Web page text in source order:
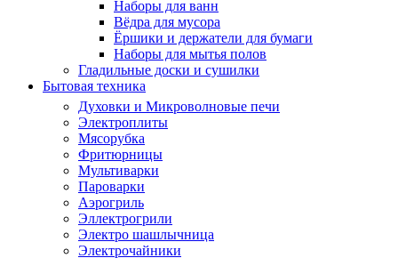
Наборы для ванн
Вёдра для мусора
Ёршики и держатели для бумаги
Наборы для мытья полов
Гладильные доски и сушилки
Бытовая техника
Духовки и Микроволновые печи
Электроплиты
Мясорубка
Фритюрницы
Мультиварки
Пароварки
Аэрогриль
Эллектрогрили
Электро шашлычница
Электрочайники